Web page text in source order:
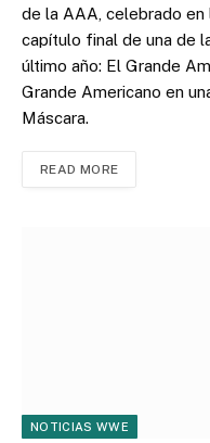
de la AAA, celebrado
capítulo final de una de
último año: El Grande
Grande Americano en
Máscara.
READ MORE
NOTICIAS WWE